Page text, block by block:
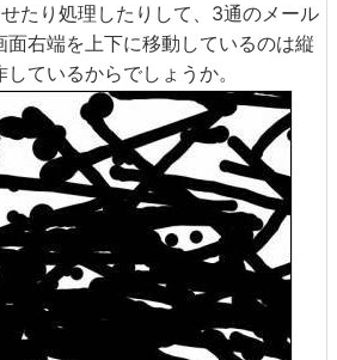
たり処理したりして、3通のメール
面右端を上下に移動しているのは縦
ているからでしょうか。